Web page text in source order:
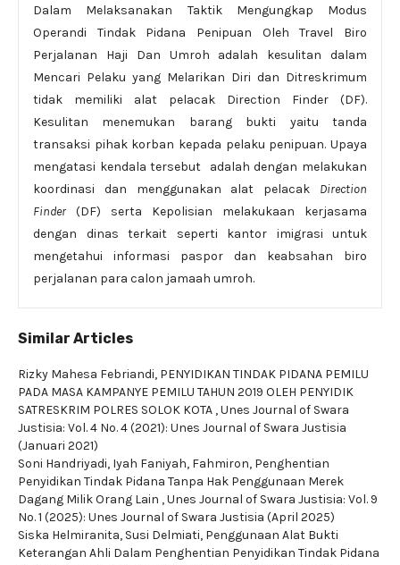
Dalam Melaksanakan Taktik Mengungkap Modus
Operandi Tindak Pidana Penipuan Oleh Travel Biro
Perjalanan Haji Dan Umroh adalah kesulitan dalam
Mencari Pelaku yang Melarikan Diri dan Ditreskrimum
tidak memiliki alat pelacak Direction Finder (DF).
Kesulitan menemukan barang bukti yaitu tanda
transaksi pihak korban kepada pelaku penipuan. Upaya
mengatasi kendala tersebut adalah dengan melakukan
koordinasi dan menggunakan alat pelacak Direction
Finder(DF) serta Kepolisian melakukaan kerjasama
dengan dinas terkait seperti kantor imigrasi untuk
mengetahui informasi paspor dan keabsahan biro
perjalanan para calon jamaah umroh.
Similar Articles
Rizky Mahesa Febriandi, PENYIDIKAN TINDAK PIDANA PEMILU
PADA MASA KAMPANYE PEMILU TAHUN 2019 OLEH PENYIDIK
SATRESKRIM POLRES SOLOK KOTA ,Unes Journal of Swara
Justisia: Vol. 4 No. 4 (2021): Unes Journal of Swara Justisia
(Januari 2021)
Soni Handriyadi, Iyah Faniyah, Fahmiron, Penghentian
Penyidikan Tindak Pidana Tanpa Hak Penggunaan Merek
Dagang Milik Orang Lain ,Unes Journal of Swara Justisia: Vol. 9
No. 1 (2025): Unes Journal of Swara Justisia (April 2025)
Siska Helmiranita, Susi Delmiati, Penggunaan Alat Bukti
Keterangan Ahli Dalam Penghentian Penyidikan Tindak Pidana